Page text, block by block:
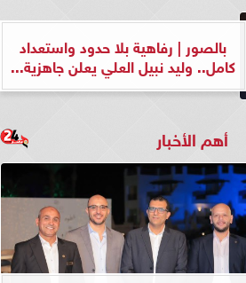
بالصور | رفاهية بلا حدود واستعداد
كامل.. وليد نبيل العلي يعلن جاهزية...
أهم الأخبار